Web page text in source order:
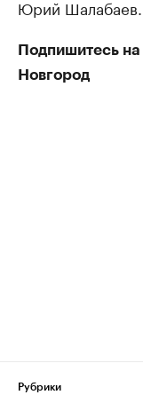
Юрий Шалабаев.
Подпишитесь на
Новгород
Рубрики